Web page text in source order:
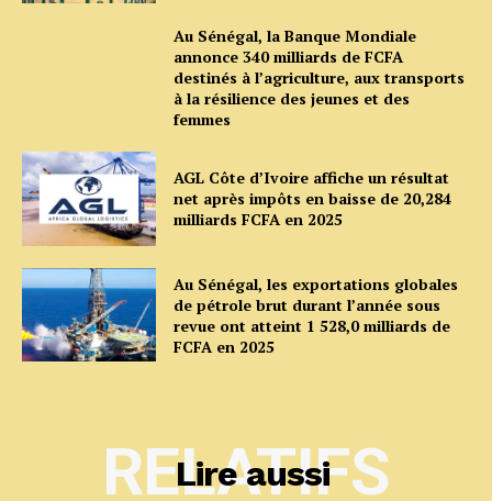
Au Sénégal, la Banque Mondiale
annonce 340 milliards de FCFA
destinés à l’agriculture, aux transports
à la résilience des jeunes et des
femmes
AGL Côte d’Ivoire affiche un résultat
net après impôts en baisse de 20,284
milliards FCFA en 2025
Au Sénégal, les exportations globales
de pétrole brut durant l’année sous
revue ont atteint 1 528,0 milliards de
FCFA en 2025
Lire aussi
RELATIFS